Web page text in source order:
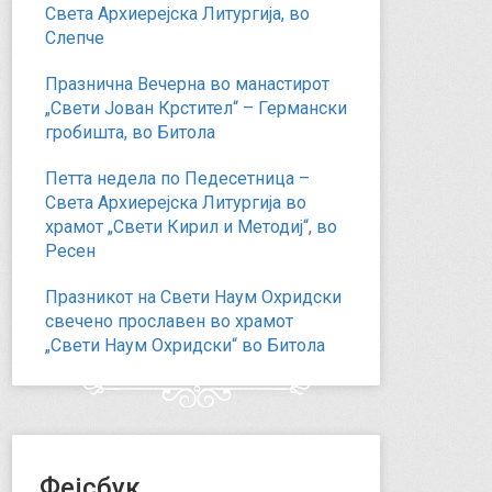
Света Архиерејска Литургија, во
Слепче
Празнична Вечерна во манастирот
„Свети Јован Крстител“ – Германски
гробишта, во Битола
Петта недела по Педесетница –
Света Архиерејска Литургија во
храмот „Свети Кирил и Методиј“, во
Ресен
Празникот на Свети Наум Охридски
свечено прославен во храмот
„Свети Наум Охридски“ во Битола